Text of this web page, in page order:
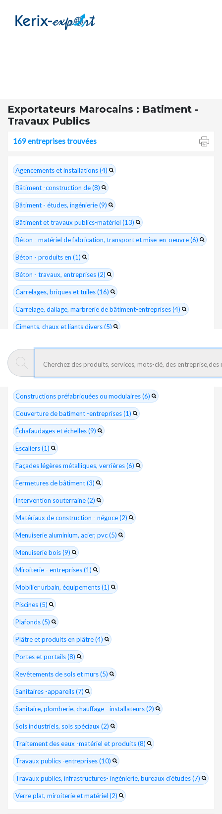
Exportateurs Marocains : Batiment -
Travaux Publics
169 entreprises trouvées
Agencements et installations (4)
Bâtiment -construction de (8)
Bâtiment - études, ingénierie (9)
Bâtiment et travaux publics-matériel (13)
Béton - matériel de fabrication, transport et mise-en-oeuvre (6)
Béton - produits en (1)
Béton - travaux, entreprises (2)
Carrelages, briques et tuiles (16)
Carrelage, dallage, marbrerie de bâtiment-entreprises (4)
Ciments, chaux et liants divers (5)
Clôtures et barrières (1)
Constructions métalliques (29)
Constructions préfabriquées ou modulaires (6)
Couverture de batiment -entreprises (1)
Échafaudages et échelles (9)
Escaliers (1)
Façades légères métalliques, verrières (6)
Fermetures de bâtiment (3)
Intervention souterraine (2)
Matériaux de construction - négoce (2)
Menuiserie aluminium, acier, pvc (5)
Menuiserie bois (9)
Miroiterie - entreprises (1)
Mobilier urbain, équipements (1)
Piscines (5)
Plafonds (5)
Plâtre et produits en plâtre (4)
Portes et portails (8)
Revêtements de sols et murs (5)
Sanitaires -appareils (7)
Sanitaire, plomberie, chauffage - installateurs (2)
Sols industriels, sols spéciaux (2)
Traitement des eaux -matériel et produits (8)
Travaux publics -entreprises (10)
Travaux publics, infrastructures- ingénierie, bureaux d'études (7)
Verre plat, miroiterie et matériel (2)